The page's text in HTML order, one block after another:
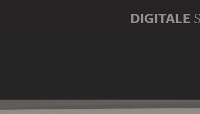
DIGITALE